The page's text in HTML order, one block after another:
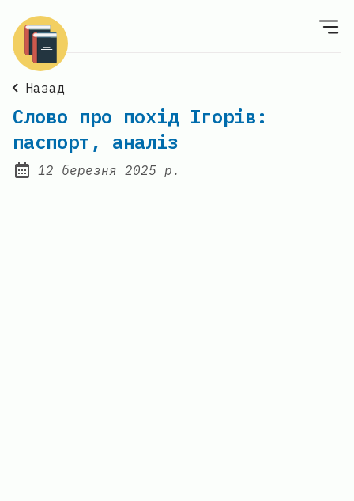
Назад
Слово про похід Ігорів:
паспорт, аналіз
Posted on:
12 березня 2025 р.